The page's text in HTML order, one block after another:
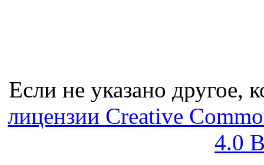
Если не указано другое,
лицензии Creative
4.0